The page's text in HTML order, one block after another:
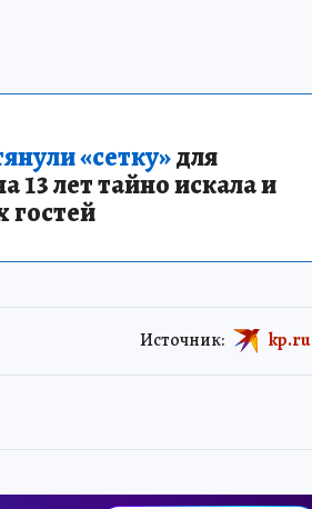
«сетку»для
13 лет тайно искала и
гостей
Источник: kp.ru